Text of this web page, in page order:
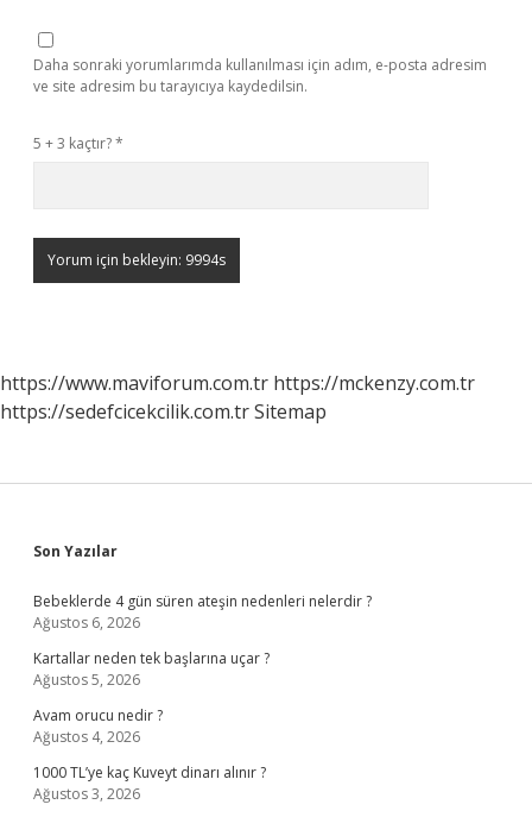
Daha sonraki yorumlarımda kullanılması için adım, e-posta adresim
ve site adresim bu tarayıcıya kaydedilsin.
5 + 3 kaçtır?*
https://www.maviforum.com.tr https://mckenzy.com.tr
https://sedefcicekcilik.com.trSitemap
Sidebar
Son Yazılar
Bebeklerde 4 gün süren ateşin nedenleri nelerdir ?
Ağustos 6, 2026
Kartallar neden tek başlarına uçar ?
Ağustos 5, 2026
Avam orucu nedir ?
Ağustos 4, 2026
1000 TL’ye kaç Kuveyt dinarı alınır ?
Ağustos 3, 2026